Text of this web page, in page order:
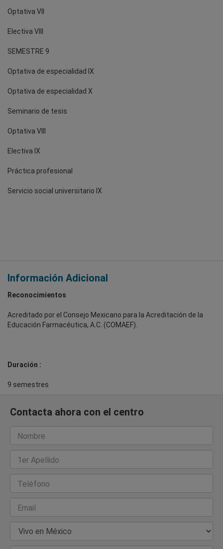
Optativa VII
Electiva VIII
SEMESTRE 9
Optativa de especialidad IX
Optativa de especialidad X
Seminario de tesis
Optativa VIII
Electiva IX
Práctica profesional
Servicio social universitario IX
Información Adicional
Reconocimientos
Acreditado por el Consejo Mexicano para la Acreditación de la
Educación Farmacéutica, A.C. (COMAEF).
Duración :
9 semestres
Contacta ahora con el centro
Nombre
1er Apellido
Teléfono
Email
País de Residencia